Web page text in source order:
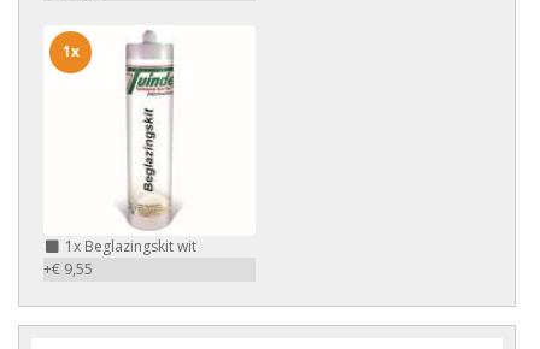
1x Beglazingskit wit
+€ 9,55
1x